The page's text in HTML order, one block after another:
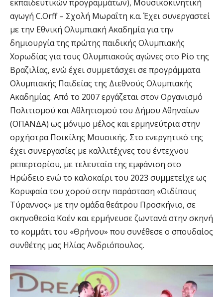
εκπαιδευτικών προγραμμάτων), Μουσικοκινητική
αγωγή C.Orff – Σχολή Μωραΐτη κ.α. Έχει συνεργαστεί
με την Εθνική Ολυμπιακή Ακαδημία για την
δημιουργία της πρώτης παιδικής Ολυμπιακής
Χορωδίας για τους Ολυμπιακούς αγώνες στο Ρίο της
Βραζιλίας, ενώ έχει συμμετάσχει σε προγράμματα
Ολυμπιακής Παιδείας της Διεθνούς Ολυμπιακής
Ακαδημίας. Από το 2007 εργάζεται στον Οργανισμό
Πολιτισμού και Αθλητισμού του Δήμου Αθηναίων
(ΟΠΑΝΔΑ) ως μόνιμο μέλος και ερμηνεύτρια στην
ορχήστρα Ποικίλης Μουσικής. Στο ενεργητικό της
έχει συνεργασίες με καλλιτέχνες του έντεχνου
ρεπερτορίου, με τελευταία της εμφάνιση στο
Ηρώδειο ενώ το καλοκαίρι του 2023 συμμετείχε ως
Κορυφαία του χορού στην παράσταση «Οιδίπους
Τύραννος» με την ομάδα θεάτρου Προσκήνιο, σε
σκηνοθεσία Κοέν και ερμήνευσε ζωντανά στην σκηνή
το κομμάτι του «Θρήνου» που συνέθεσε ο σπουδαίος
συνθέτης μας Ηλίας Ανδριόπουλος.